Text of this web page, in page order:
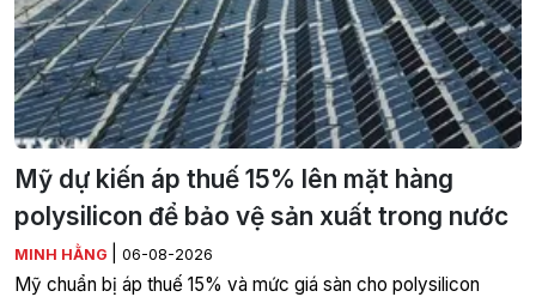
Mỹ dự kiến áp thuế 15% lên mặt hàng
polysilicon để bảo vệ sản xuất trong nước
MINH HẰNG 06-08-2026
Mỹ chuẩn bị áp thuế 15% và mức giá sàn cho polysilicon